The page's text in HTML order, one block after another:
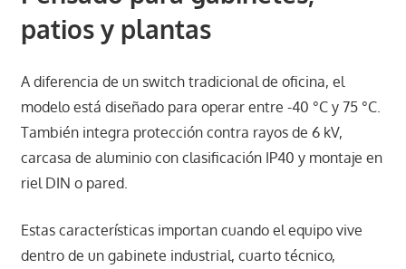
patios y plantas
A diferencia de un switch tradicional de oficina, el
modelo está diseñado para operar entre -40 °C y 75 °C.
También integra protección contra rayos de 6 kV,
carcasa de aluminio con clasificación IP40 y montaje en
riel DIN o pared.
Estas características importan cuando el equipo vive
dentro de un gabinete industrial, cuarto técnico,